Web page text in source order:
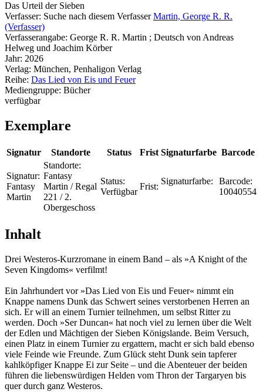
Das Urteil der Sieben
Verfasser: Suche nach diesem Verfasser Martin, George R. R.
(Verfasser)
Verfasserangabe: George R. R. Martin ; Deutsch von Andreas
Helweg und Joachim Körber
Jahr: 2026
Verlag: München, Penhaligon Verlag
Reihe: Das Lied von Eis und Feuer
Mediengruppe: Bücher
verfügbar
Exemplare
Signatur Standorte Status Frist Signaturfarbe Barcode
Signatur:
Fantasy
Martin
Standorte:
Fantasy
Martin / Regal
221 / 2.
Obergeschoss
Status:
Verfügbar
Frist:
Signaturfarbe:
Barcode:
10040554
Inhalt
Drei Westeros-Kurzromane in einem Band – als »A Knight of the
Seven Kingdoms« verfilmt!
Ein Jahrhundert vor »Das Lied von Eis und Feuer« nimmt ein
Knappe namens Dunk das Schwert seines verstorbenen Herren an
sich. Er will an einem Turnier teilnehmen, um selbst Ritter zu
werden. Doch »Ser Duncan« hat noch viel zu lernen über die Welt
der Edlen und Mächtigen der Sieben Königslande. Beim Versuch,
einen Platz in einem Turnier zu ergattern, macht er sich bald ebenso
viele Feinde wie Freunde. Zum Glück steht Dunk sein tapferer
kahlköpfiger Knappe Ei zur Seite – und die Abenteuer der beiden
führen die liebenswürdigen Helden vom Thron der Targaryen bis
quer durch ganz Westeros.